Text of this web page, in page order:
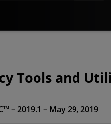
Tools and
– 2019.1 – May 29, 2019